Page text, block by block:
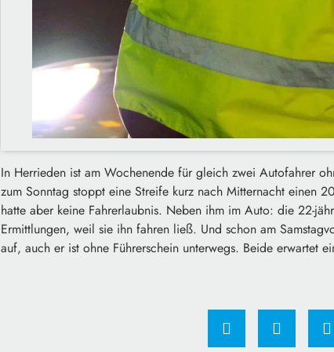
In Herrieden ist am Wochenende für gleich zwei Autofahrer
zum Sonntag stoppt eine Streife kurz nach Mitternacht einen
hatte aber keine Fahrerlaubnis. Neben ihm im Auto: die 22-
Ermittlungen, weil sie ihn fahren ließ. Und schon am
auf, auch er ist ohne Führerschein unterwegs. Beide erwartet